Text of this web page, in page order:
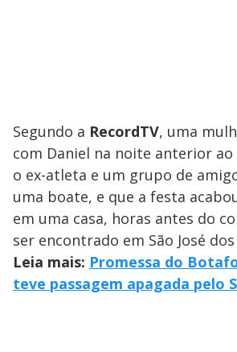
Segundo a RecordTV, uma
com Daniel na noite anterior ao
o ex-atleta e um grupo de
uma boate, e que a festa
em uma casa, horas antes do
ser encontrado em São José
Leia mais: Promessa do
teve passagem apagada pelo